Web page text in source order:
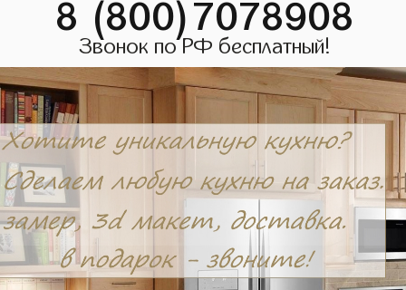
8 (800)7078908
Звонок по РФ бесплатный!